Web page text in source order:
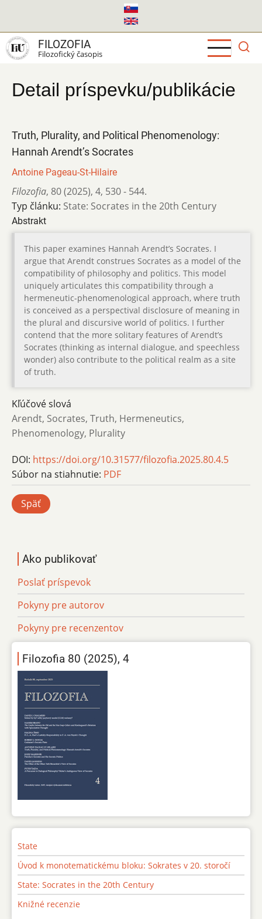
hlavný
obsah
FILOZOFIA
Filozofický časopis
Detail príspevku/publikácie
Truth, Plurality, and Political Phenomenology:
Hannah Arendt’s Socrates
Antoine Pageau-St-Hilaire
Filozofia, 80 (2025), 4, 530 - 544.
Typ článku: State: Socrates in the 20th Century
Abstrakt
This paper examines Hannah Arendt’s Socrates. I
argue that Arendt construes Socrates as a model of the
compatibility of philosophy and politics. This model
uniquely articulates this compatibility through a
hermeneutic-phenomenological approach, where truth
is conceived as a perspectival disclosure of meaning in
the plural and discursive world of politics. I further
contend that the more solitary features of Arendt’s
Socrates (thinking as internal dialogue, and speechless
wonder) also contribute to the political realm as a site
of truth.
Kľúčové slová
Arendt, Socrates, Truth, Hermeneutics,
Phenomenology, Plurality
DOI: https://doi.org/10.31577/filozofia.2025.80.4.5
Súbor na stiahnutie: PDF
Späť
Ako publikovať
Poslať príspevok
Pokyny pre autorov
Pokyny pre recenzentov
Filozofia 80 (2025), 4
State
Úvod k monotematickému bloku: Sokrates v 20. storočí
State: Socrates in the 20th Century
Knižné recenzie